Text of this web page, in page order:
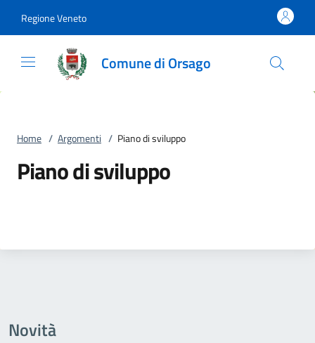
Regione Veneto
Comune di Orsago
Home / Argomenti / Piano di sviluppo
Piano di sviluppo
Novità